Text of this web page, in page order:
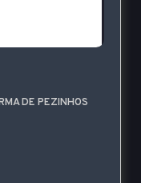
DE PEZINHOS